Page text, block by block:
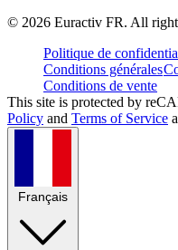
© 2026 Euractiv FR. All
Politique de
Conditions générales
Conditions de vente
This site is protected by
Policy and Terms of Service
Français